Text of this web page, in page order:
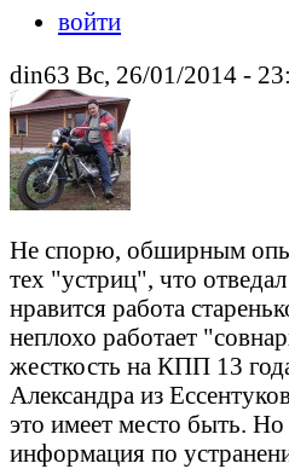
войти
din63 Вс, 26/01/2014 -
Не спорю, обширным
тех "устриц", что
нравится работа
неплохо работает
жесткость на КПП 13
Александра из
это имеет место быть.
информация по